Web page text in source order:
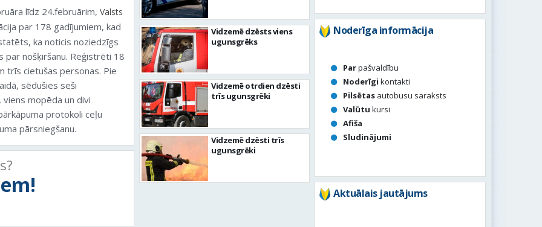
līdz 24.februārim, Valsts
par 178 gadījumiem, kad
ka noticis noziedzīgs
par nošķiršanu. Reģistrēti 18
trīs cietušas personas. Pie
sēdušies seši
mopēda un divi
protokoli ceļu
pārsniegšanu.
Vidzemē dzēsts viens
ugunsgrēks
Vidzemē otrdien dzēsti
trīs ugunsgrēki
Vidzemē dzēsti trīs
ugunsgrēki
Noderīga informācija
Parpašvaldību
Noderīgi kontakti
Pilsētas autobusu saraksts
Valūtu kursi
Afiša
Sludinājumi
Aktuālais jautājums